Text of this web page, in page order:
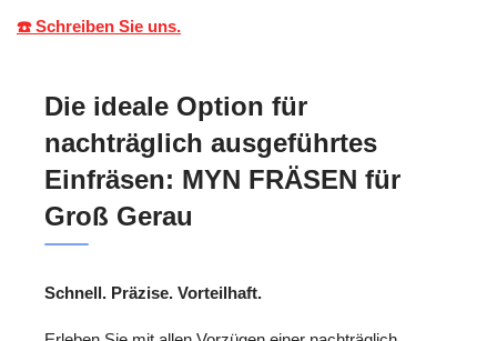
☎️ Schreiben Sie uns.
Die ideale Option für
nachträglich ausgeführtes
Einfräsen: MYN FRÄSEN für
Groß Gerau
Schnell. Präzise. Vorteilhaft.